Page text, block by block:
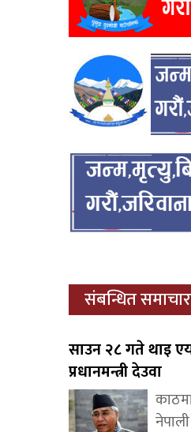
संबन्धित समाचार
साउन २८ गते थाइ
प्रधानमन्त्री देउवा